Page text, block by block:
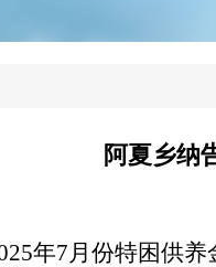
阿夏乡纳
年7月份特困供